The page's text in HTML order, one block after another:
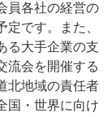
員各社の経営の
です。また、
る大手企業の支
流会を開催する
北地域の責任者
国・世界に向け